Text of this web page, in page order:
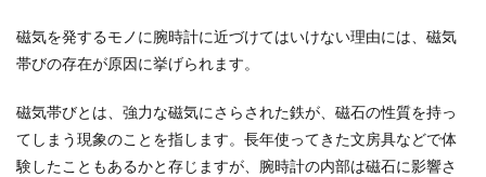
磁気を発するモノに腕時計に近づけてはいけない理由には、磁気
帯びの存在が原因に挙げられます。
磁気帯びとは、強力な磁気にさらされた鉄が、磁石の性質を持っ
てしまう現象のことを指します。長年使ってきた文房具などで体
験したこともあるかと存じますが、腕時計の内部は磁石に影響さ